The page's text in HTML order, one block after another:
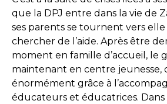
que la DPJ entre dans la vie de
ses parents se tournent vers
chercher de l’aide. Après être
moment en famille d’accueil, le
maintenant en centre jeunesse,
énormément grâce à
éducateurs et éducatrices. Dans